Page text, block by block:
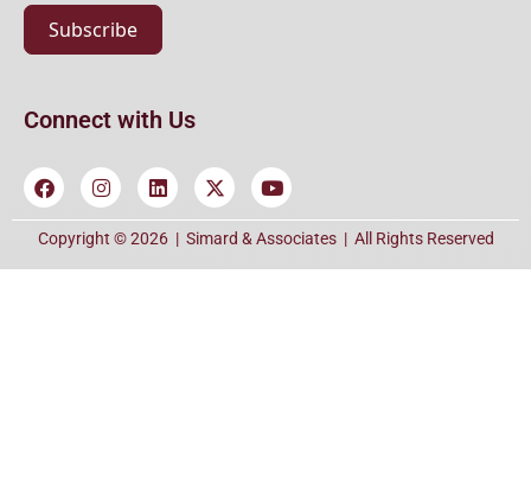
Subscribe
Connect with Us
Copyright © 2026 | Simard & Associates| All Rights Reserved